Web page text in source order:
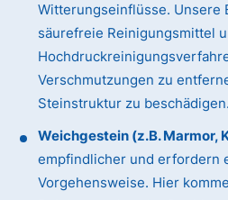
Witterungseinflüsse. Unsere
säurefreie Reinigungsmittel
Verschmutzungen zu
Steinstruktur zu beschädigen.
Weichgestein (z.B. Marmor,
empfindlicher und erfordern
Vorgehensweise. Hier